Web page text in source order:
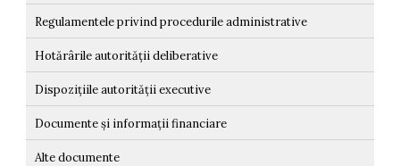
Regulamentele privind procedurile administrative
Hotărârile autorității deliberative
Dispozițiile autorității executive
Documente și informații financiare
Alte documente